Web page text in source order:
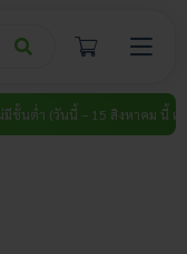
– 15 สิงหาคม นี้ เท่านั้น)